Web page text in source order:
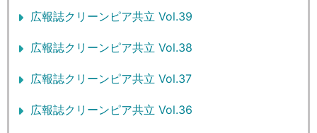
広報誌クリーンピア共立 Vol.39
広報誌クリーンピア共立 Vol.38
広報誌クリーンピア共立 Vol.37
広報誌クリーンピア共立 Vol.36